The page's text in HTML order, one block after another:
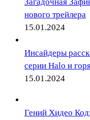
нового трейлера
15.01.2024
Инсайдеры
серии Halo и
15.01.2024
Гений Хидео